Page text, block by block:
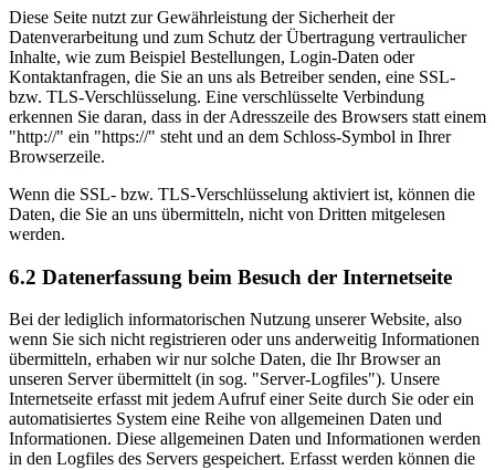
Diese Seite nutzt zur Gewährleistung der Sicherheit der
Datenverarbeitung und zum Schutz der Übertragung vertraulicher
Inhalte, wie zum Beispiel Bestellungen, Login-Daten oder
Kontaktanfragen, die Sie an uns als Betreiber senden, eine SSL-
bzw. TLS-Verschlüsselung. Eine verschlüsselte Verbindung
erkennen Sie daran, dass in der Adresszeile des Browsers statt einem
"http://" ein "https://" steht und an dem Schloss-Symbol in Ihrer
Browserzeile.
Wenn die SSL- bzw. TLS-Verschlüsselung aktiviert ist, können die
Daten, die Sie an uns übermitteln, nicht von Dritten mitgelesen
werden.
6.2 Datenerfassung beim Besuch der Internetseite
Bei der lediglich informatorischen Nutzung unserer Website, also
wenn Sie sich nicht registrieren oder uns anderweitig Informationen
übermitteln, erhaben wir nur solche Daten, die Ihr Browser an
unseren Server übermittelt (in sog. "Server-Logfiles"). Unsere
Internetseite erfasst mit jedem Aufruf einer Seite durch Sie oder ein
automatisiertes System eine Reihe von allgemeinen Daten und
Informationen. Diese allgemeinen Daten und Informationen werden
in den Logfiles des Servers gespeichert. Erfasst werden können die